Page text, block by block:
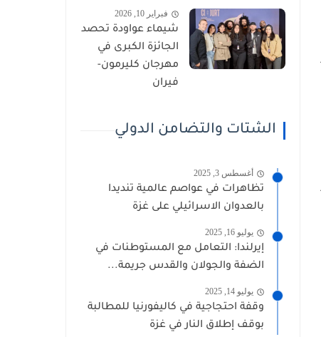
فبراير 10, 2026
شيماء عواودة تحصد
الجائزة الكبرى في
مهرجان كليرمون-
فيران
الشتات والتضامن الدولي
أغسطس 3, 2025
تظاهرات في عواصم عالمية تنديدا
بالعدوان الاسرائيلي على غزة
يوليو 16, 2025
إيرلندا: التعامل مع المستوطنات في
الضفة والجولان والقدس جريمة...
يوليو 14, 2025
وقفة احتجاجية في كاليفورنيا للمطالبة
بوقف إطلاق النار في غزة